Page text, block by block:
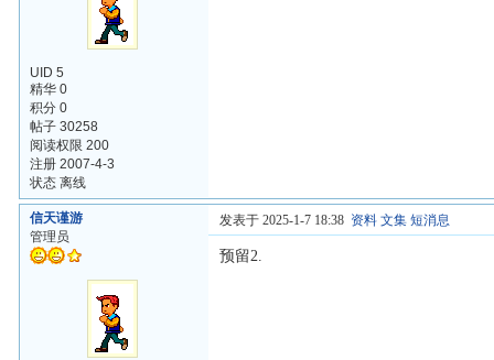
UID 5
精华 0
积分 0
帖子 30258
阅读权限 200
注册 2007-4-3
状态 离线
信天谨游
管理员
发表于 2025-1-7 18:38 资料 文集 短消息
预留2.